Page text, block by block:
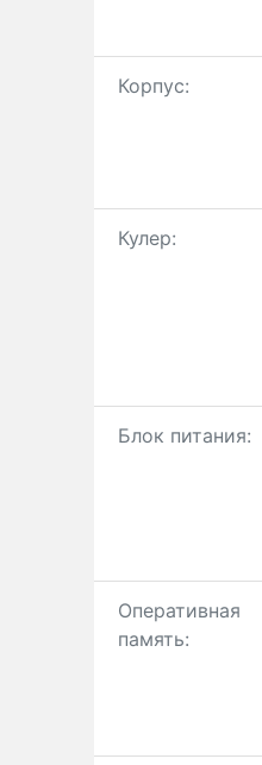
Корпус:
Кулер:
Блок питания:
Оперативная
память: